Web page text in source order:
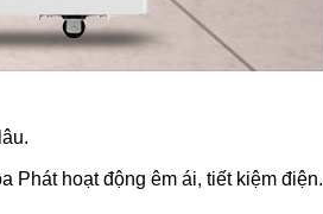
Phát hoạt động êm ái, tiết kiệm điện.